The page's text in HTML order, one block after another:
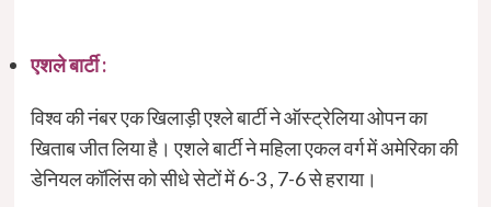
एशले बार्टी :
विश्व की नंबर एक खिलाड़ी एश्ले बार्टी ने ऑस्ट्रेलिया ओपन का
खिताब जीत लिया है। एशले बार्टी ने महिला एकल वर्ग में अमेरिका की
डेनियल कॉलिंस को सीधे सेटों में 6-3 , 7-6 से हराया।